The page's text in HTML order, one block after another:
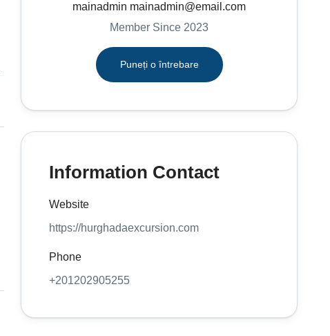
mainadmin mainadmin@email.com
Member Since 2023
Puneți o întrebare
Information Contact
Website
https://hurghadaexcursion.com
Phone
+201202905255